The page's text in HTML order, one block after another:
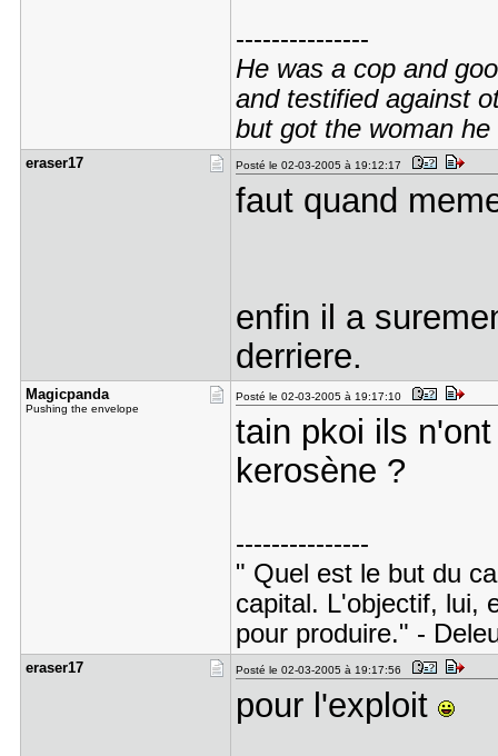
---------------
He was a cop and
and testified against
but got the woman
eraser17 Posté le 02-03-2005 à 19:12:17
faut quand
enfin il a
derriere.
Magicpanda
Pushing the envelope
Posté le 02-03-2005 à 19:17:10
tain pkoi ils
kerosène ?
---------------
" Quel est le but du
capital. L'objectif, lui,
pour produire." -
eraser17 Posté le 02-03-2005 à 19:17:56
pour l'exploit